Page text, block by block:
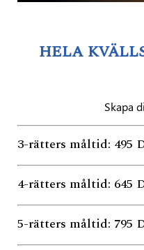
HELA
Skapa
3-rätters måltid: 495
4-rätters måltid: 645
5-rätters måltid: 795